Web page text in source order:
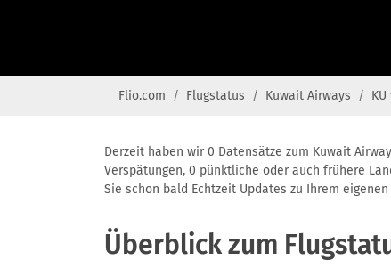
Flio.com Flugstatus Kuwait Airways KU
Derzeit haben wir 0 Datensätze zum Kuwait
Verspätungen, 0 pünktliche oder auch frühere
Sie schon bald Echtzeit Updates zu Ihrem
Überblick zum